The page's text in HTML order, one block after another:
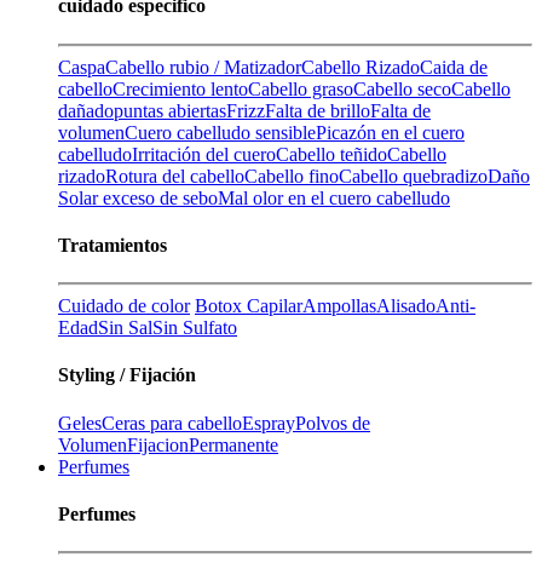
cuidado especifico
CaspaCabello rubio / MatizadorCabello RizadoCaida de
cabelloCrecimiento lentoCabello grasoCabello secoCabello
dañadopuntas abiertasFrizzFalta de brilloFalta de
volumenCuero cabelludo sensiblePicazón en el cuero
cabelludoIrritación del cueroCabello teñidoCabello
rizadoRotura del cabelloCabello finoCabello quebradizoDaño
Solarexceso de seboMal olor en el cuero cabelludo
Tratamientos
Cuidado de color Botox CapilarAmpollasAlisadoAnti-
EdadSin SalSin Sulfato
Styling / Fijación
GelesCeras para cabelloEsprayPolvos de
VolumenFijacionPermanente
Perfumes
Perfumes